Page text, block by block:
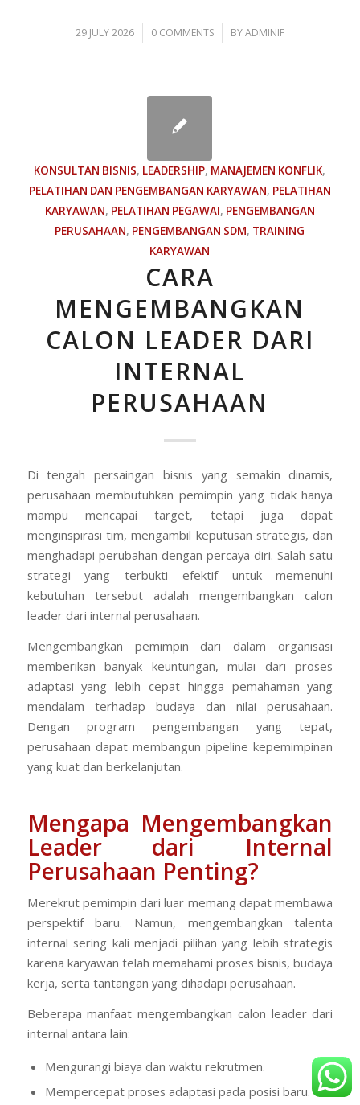
29 JULY 2026
/ 0 COMMENTS
/ BYADMINIF
KONSULTAN BISNIS, LEADERSHIP, MANAJEMEN KONFLIK,
PELATIHAN DAN PENGEMBANGAN KARYAWAN, PELATIHAN
KARYAWAN, PELATIHAN PEGAWAI, PENGEMBANGAN
PERUSAHAAN, PENGEMBANGAN SDM, TRAINING
KARYAWAN
CARA
MENGEMBANGKAN
CALON LEADER DARI
INTERNAL
PERUSAHAAN
Di tengah persaingan bisnis yang semakin dinamis,
perusahaan membutuhkan pemimpin yang tidak hanya
mampu mencapai target, tetapi juga dapat
menginspirasi tim, mengambil keputusan strategis, dan
menghadapi perubahan dengan percaya diri. Salah satu
strategi yang terbukti efektif untuk memenuhi
kebutuhan tersebut adalah mengembangkan calon
leader dari internal perusahaan.
Mengembangkan pemimpin dari dalam organisasi
memberikan banyak keuntungan, mulai dari proses
adaptasi yang lebih cepat hingga pemahaman yang
mendalam terhadap budaya dan nilai perusahaan.
Dengan program pengembangan yang tepat,
perusahaan dapat membangun pipeline kepemimpinan
yang kuat dan berkelanjutan.
Mengapa Mengembangkan
Leader dari Internal
Perusahaan Penting?
Merekrut pemimpin dari luar memang dapat membawa
perspektif baru. Namun, mengembangkan talenta
internal sering kali menjadi pilihan yang lebih strategis
karena karyawan telah memahami proses bisnis, budaya
kerja, serta tantangan yang dihadapi perusahaan.
Beberapa manfaat mengembangkan calon leader dari
internal antara lain:
Mengurangi biaya dan waktu rekrutmen.
Mempercepat proses adaptasi pada posisi baru.